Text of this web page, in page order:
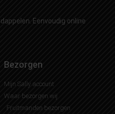
Eenvoudig online
Bezorgen
Mijn Sally account
Waar bezorgen wij
Fruitmanden bezorgen